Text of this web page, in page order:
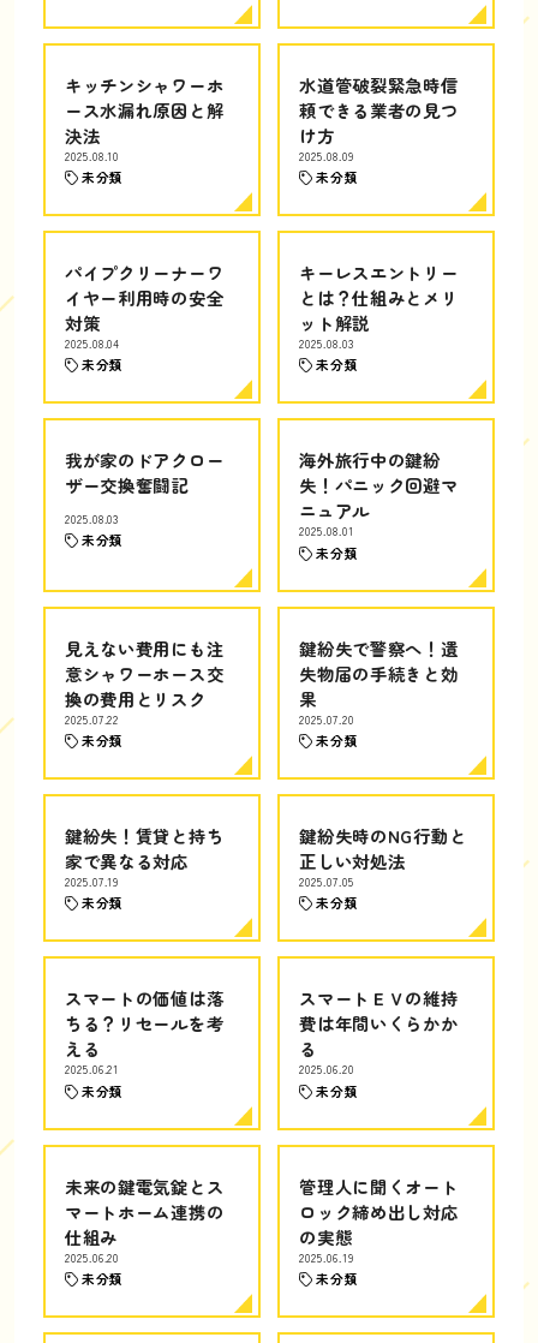
キッチンシャワーホ
ース水漏れ原因と解
決法
2025.08.10
未分類
水道管破裂緊急時信
頼できる業者の見つ
け方
2025.08.09
未分類
パイプクリーナーワ
イヤー利用時の安全
対策
2025.08.04
未分類
キーレスエントリー
とは？仕組みとメリ
ット解説
2025.08.03
未分類
我が家のドアクロー
ザー交換奮闘記
2025.08.03
未分類
海外旅行中の鍵紛
失！パニック回避マ
ニュアル
2025.08.01
未分類
見えない費用にも注
意シャワーホース交
換の費用とリスク
2025.07.22
未分類
鍵紛失で警察へ！遺
失物届の手続きと効
果
2025.07.20
未分類
鍵紛失！賃貸と持ち
家で異なる対応
2025.07.19
未分類
鍵紛失時のNG行動と
正しい対処法
2025.07.05
未分類
スマートの価値は落
ちる？リセールを考
える
2025.06.21
未分類
スマートＥＶの維持
費は年間いくらかか
る
2025.06.20
未分類
未来の鍵電気錠とス
マートホーム連携の
仕組み
2025.06.20
未分類
管理人に聞くオート
ロック締め出し対応
の実態
2025.06.19
未分類